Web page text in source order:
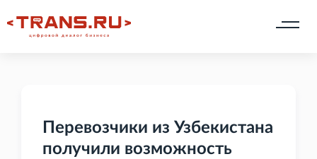
Перевозчики из Узбекистана
получили возможность